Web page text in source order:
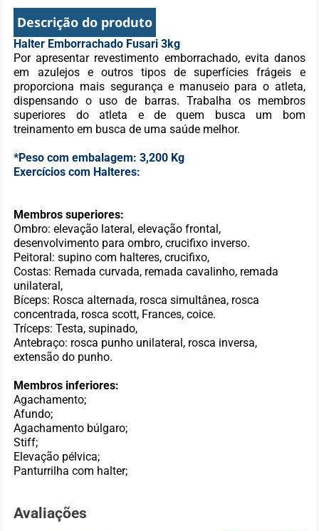
Descrição do produto
Halter Emborrachado Fusari 3kg
Por apresentar revestimento emborrachado, evita danos
em azulejos e outros tipos de superfícies frágeis e
proporciona mais segurança e manuseio para o atleta,
dispensando o uso de barras. Trabalha os membros
superiores do atleta e de quem busca um bom
treinamento em busca de uma saúde melhor.
*Peso com embalagem: 3,200 Kg
Exercícios com Halteres:
Membros superiores:
Ombro: elevação lateral, elevação frontal,
desenvolvimento para ombro, crucifixo inverso.
Peitoral: supino com halteres, crucifixo,
Costas: Remada curvada, remada cavalinho, remada
unilateral,
Bíceps: Rosca alternada, rosca simultânea, rosca
concentrada, rosca scott, Frances, coice.
Tríceps: Testa, supinado,
Antebraço: rosca punho unilateral, rosca inversa,
extensão do punho.
Membros inferiores:
Agachamento;
Afundo;
Agachamento búlgaro;
Stiff;
Elevação pélvica;
Panturrilha com halter;
Avaliações